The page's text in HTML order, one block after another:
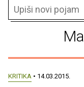
KRITIKA • 14.03.2015.